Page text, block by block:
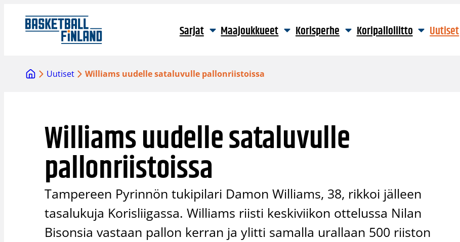
sisältöön
Sarjat Maajoukkueet Korisperhe Koripalloliitto Uutiset
Uutiset Williams uudelle sataluvulle pallonriistoissa
Williams uudelle sataluvulle
pallonriistoissa
Tampereen Pyrinnön tukipilari Damon Williams, 38, rikkoi jälleen
tasalukuja Korisliigassa. Williams riisti keskiviikon ottelussa Nilan
Bisonsia vastaan pallon kerran ja ylitti samalla urallaan 500 riiston